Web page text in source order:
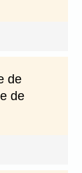
de
de